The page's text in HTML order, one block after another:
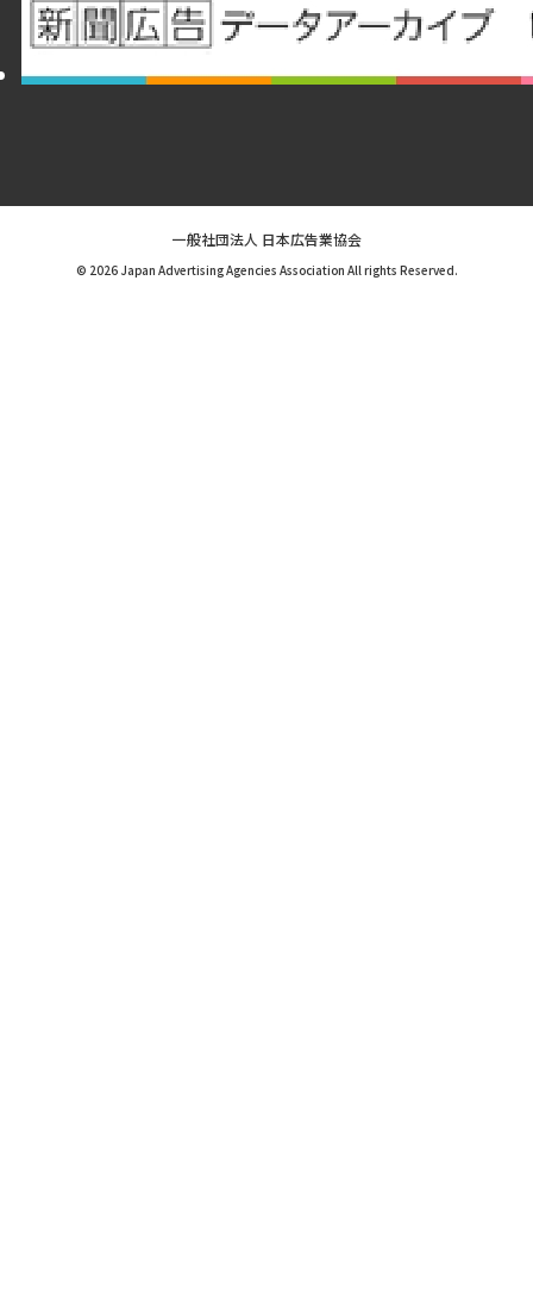
一般社団法人 日本広告業協会
© 2026 Japan Advertising Agencies Association All rights Reserved.